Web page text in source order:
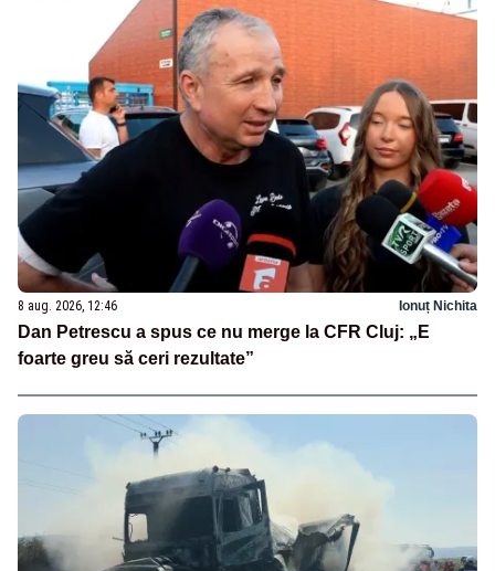
8 aug. 2026, 12:46 Ionuț Nichita
Dan Petrescu a spus ce nu merge la CFR Cluj: „E
foarte greu să ceri rezultate”